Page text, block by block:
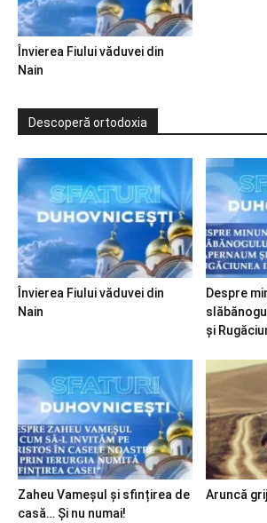
Învierea Fiului văduvei din
Nain
Descoperă ortodoxia
Învierea Fiului văduvei din
Nain
Despre
și
Zaheu Vameșul și sfințirea de
casă… Și nu numai!
Aruncă